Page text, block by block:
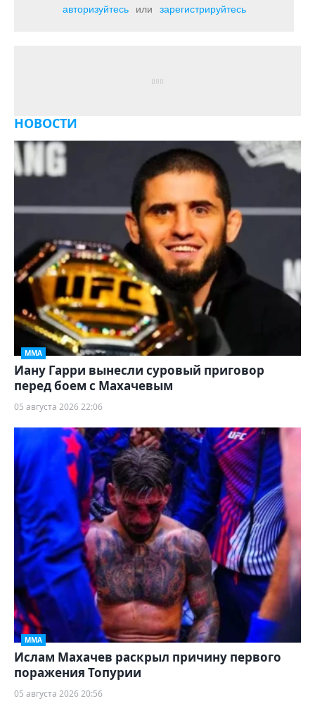
авторизуйтесь
или зарегистрируйтесь
НОВОСТИ
ММА
Иану Гарри вынесли суровый приговор
перед боем с Махачевым
05 августа 2026 22:06
ММА
Ислам Махачев раскрыл причину первого
поражения Топурии
05 августа 2026 20:56